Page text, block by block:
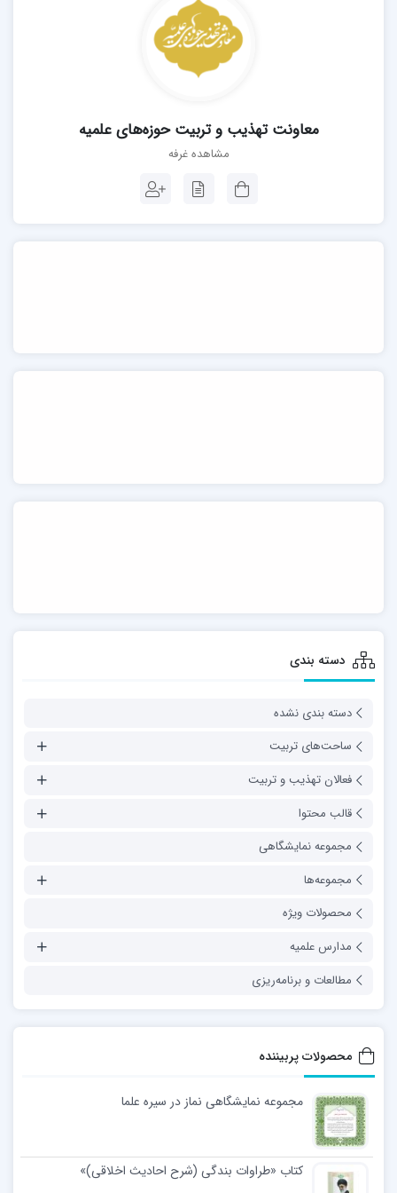
معاونت تهذیب و تربیت حوزه‌های علمیه
مشاهده غرفه
دسته بندی
دسته بندی نشده
ساحت‌های تربیت
فعالان تهذیب و تربیت
قالب محتوا
مجموعه نمایشگاهی
مجموعه‌ها
محصولات ویژه
مدارس علمیه
مطالعات و برنامه‌ریزی
محصولات پربیننده
مجموعه نمایشگاهی نماز در سیره علما
کتاب «طراوات بندگی (شرح احادیث اخلاقی)»